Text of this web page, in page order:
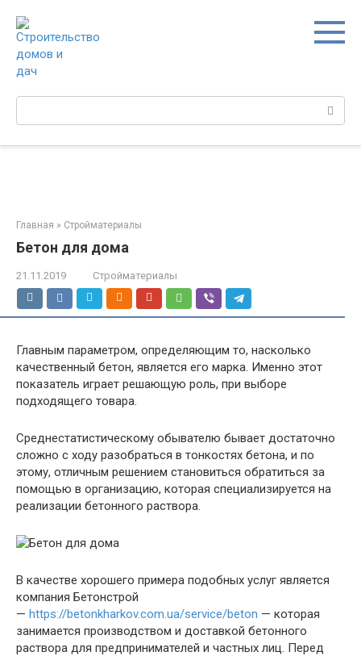
контенту
Главная » Стройматериалы
Бетон для дома
21.11.2019 Стройматериалы
Главным параметром, определяющим то, насколько
качественный бетон, является его марка. Именно этот
показатель играет решающую роль, при выборе
подходящего товара.
Среднестатистическому обывателю бывает достаточно
сложно с ходу разобраться в тонкостях бетона, и по
этому, отличным решением становиться обратиться за
помощью в организацию, которая специализируется на
реализации бетонного раствора.
В качестве хорошего примера подобных услуг является
компания Бетонстрой
— https://betonkharkov.com.ua/service/beton — которая
занимается производством и доставкой бетонного
раствора для предпринимателей и частных лиц. Перед